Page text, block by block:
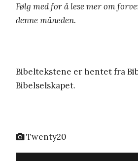
Følg med for å lese mer om
denne måneden.
Bibeltekstene er hentet fra
Bibelselskapet.
Twenty20